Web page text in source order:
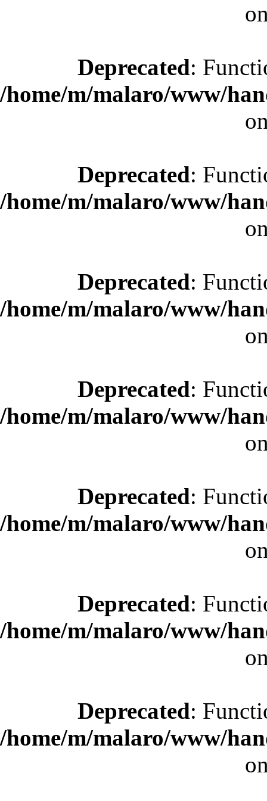
Deprecated:
/home/m/malaro/www/
Deprecated:
/home/m/malaro/www/
Deprecated:
/home/m/malaro/www/
Deprecated:
/home/m/malaro/www/
Deprecated:
/home/m/malaro/www/
Deprecated:
/home/m/malaro/www/
Deprecated:
/home/m/malaro/www/